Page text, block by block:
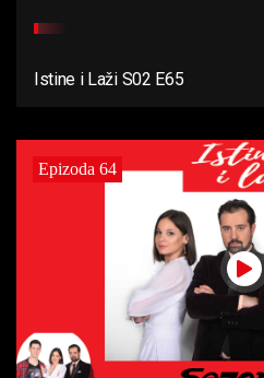
Istine i Laži S02 E65
Epizoda 64